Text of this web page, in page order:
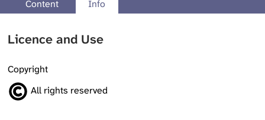
Content Info
Licence and Use
Copyright
All rights reserved